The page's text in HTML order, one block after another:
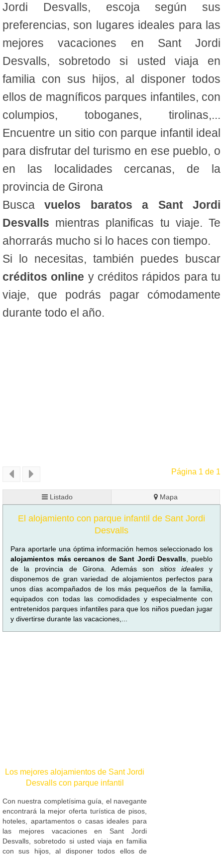
Jordi Desvalls, escoja según sus
preferencias, son lugares ideales para las
mejores vacaciones en Sant Jordi
Desvalls, sobretodo si usted viaja en
familia con sus hijos, al disponer todos
ellos de magníficos parques infantiles, con
columpios, toboganes, tirolinas,...
Encuentre un sitio con parque infantil ideal
para disfrutar del turismo en ese pueblo, o
en las localidades cercanas, de la
provincia de Girona
Buscavuelos baratos a Sant Jordi
Desvalls mientras planificas tu viaje. Te
ahorrarás mucho si lo haces con tiempo.
Si lo necesitas, también puedes buscar
créditos online y créditos rápidos para tu
viaje, que podrás pagar cómodamente
durante todo el año.
Página 1 de 1
Listado Mapa
El alojamiento con parque infantil de Sant Jordi
Desvalls
Para aportarle una óptima información hemos seleccionado los
alojamientos más cercanos de Sant Jordi Desvalls , pueblo
de la provincia de Girona. Además son sitios idealesy
disponemos de gran variedad de alojamientos perfectos para
unos días acompañados de los más pequeños de la familia,
equipados con todas las comodidades y especialmente con
entretenidos parques infantiles para que los niños puedan jugar
y divertirse durante las vacaciones,...
Los mejores alojamientos de Sant Jordi
Desvalls con parque infantil
Con nuestra completísima guía, el navegante
encontrará la mejor oferta turística de pisos,
hoteles, apartamentos o casas ideales para
las mejores vacaciones en Sant Jordi
Desvalls, sobretodo si usted viaja en familia
con sus hijos, al disponer todos ellos de